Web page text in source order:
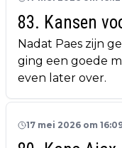
83. Kansen
Nadat Paes zijn
ging een goede
even later over.
17 mei 2026 om